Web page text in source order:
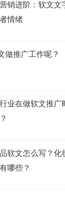
销进阶：软文文
情绪
做推广工作呢？
业在做软文推广
软文怎么写？化
哪些？